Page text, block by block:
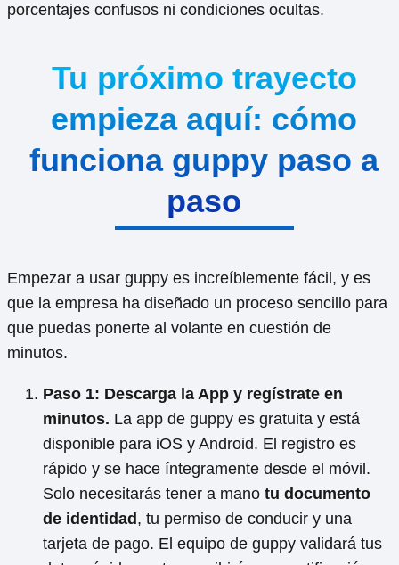
porcentajes confusos ni condiciones ocultas.
Tu próximo trayecto
empieza aquí: cómo
funciona guppy paso a
paso
Empezar a usar guppy es increíblemente fácil, y es
que la empresa ha diseñado un proceso sencillo para
que puedas ponerte al volante en cuestión de
minutos.
Paso 1: Descarga la App y regístrate en
minutos. La app de guppy es gratuita y está
disponible para iOS y Android. El registro es
rápido y se hace íntegramente desde el móvil.
Solo necesitarás tener a mano tu documento
de identidad, tu permiso de conducir y una
tarjeta de pago. El equipo de guppy validará tus